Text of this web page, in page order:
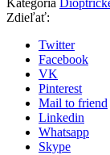
Ray-
ban
RB8902
c.5481
Kategória
Zdieľať:
Twitter
Facebook
VK
Pinterest
Mail to friend
Linkedin
Whatsapp
Skype